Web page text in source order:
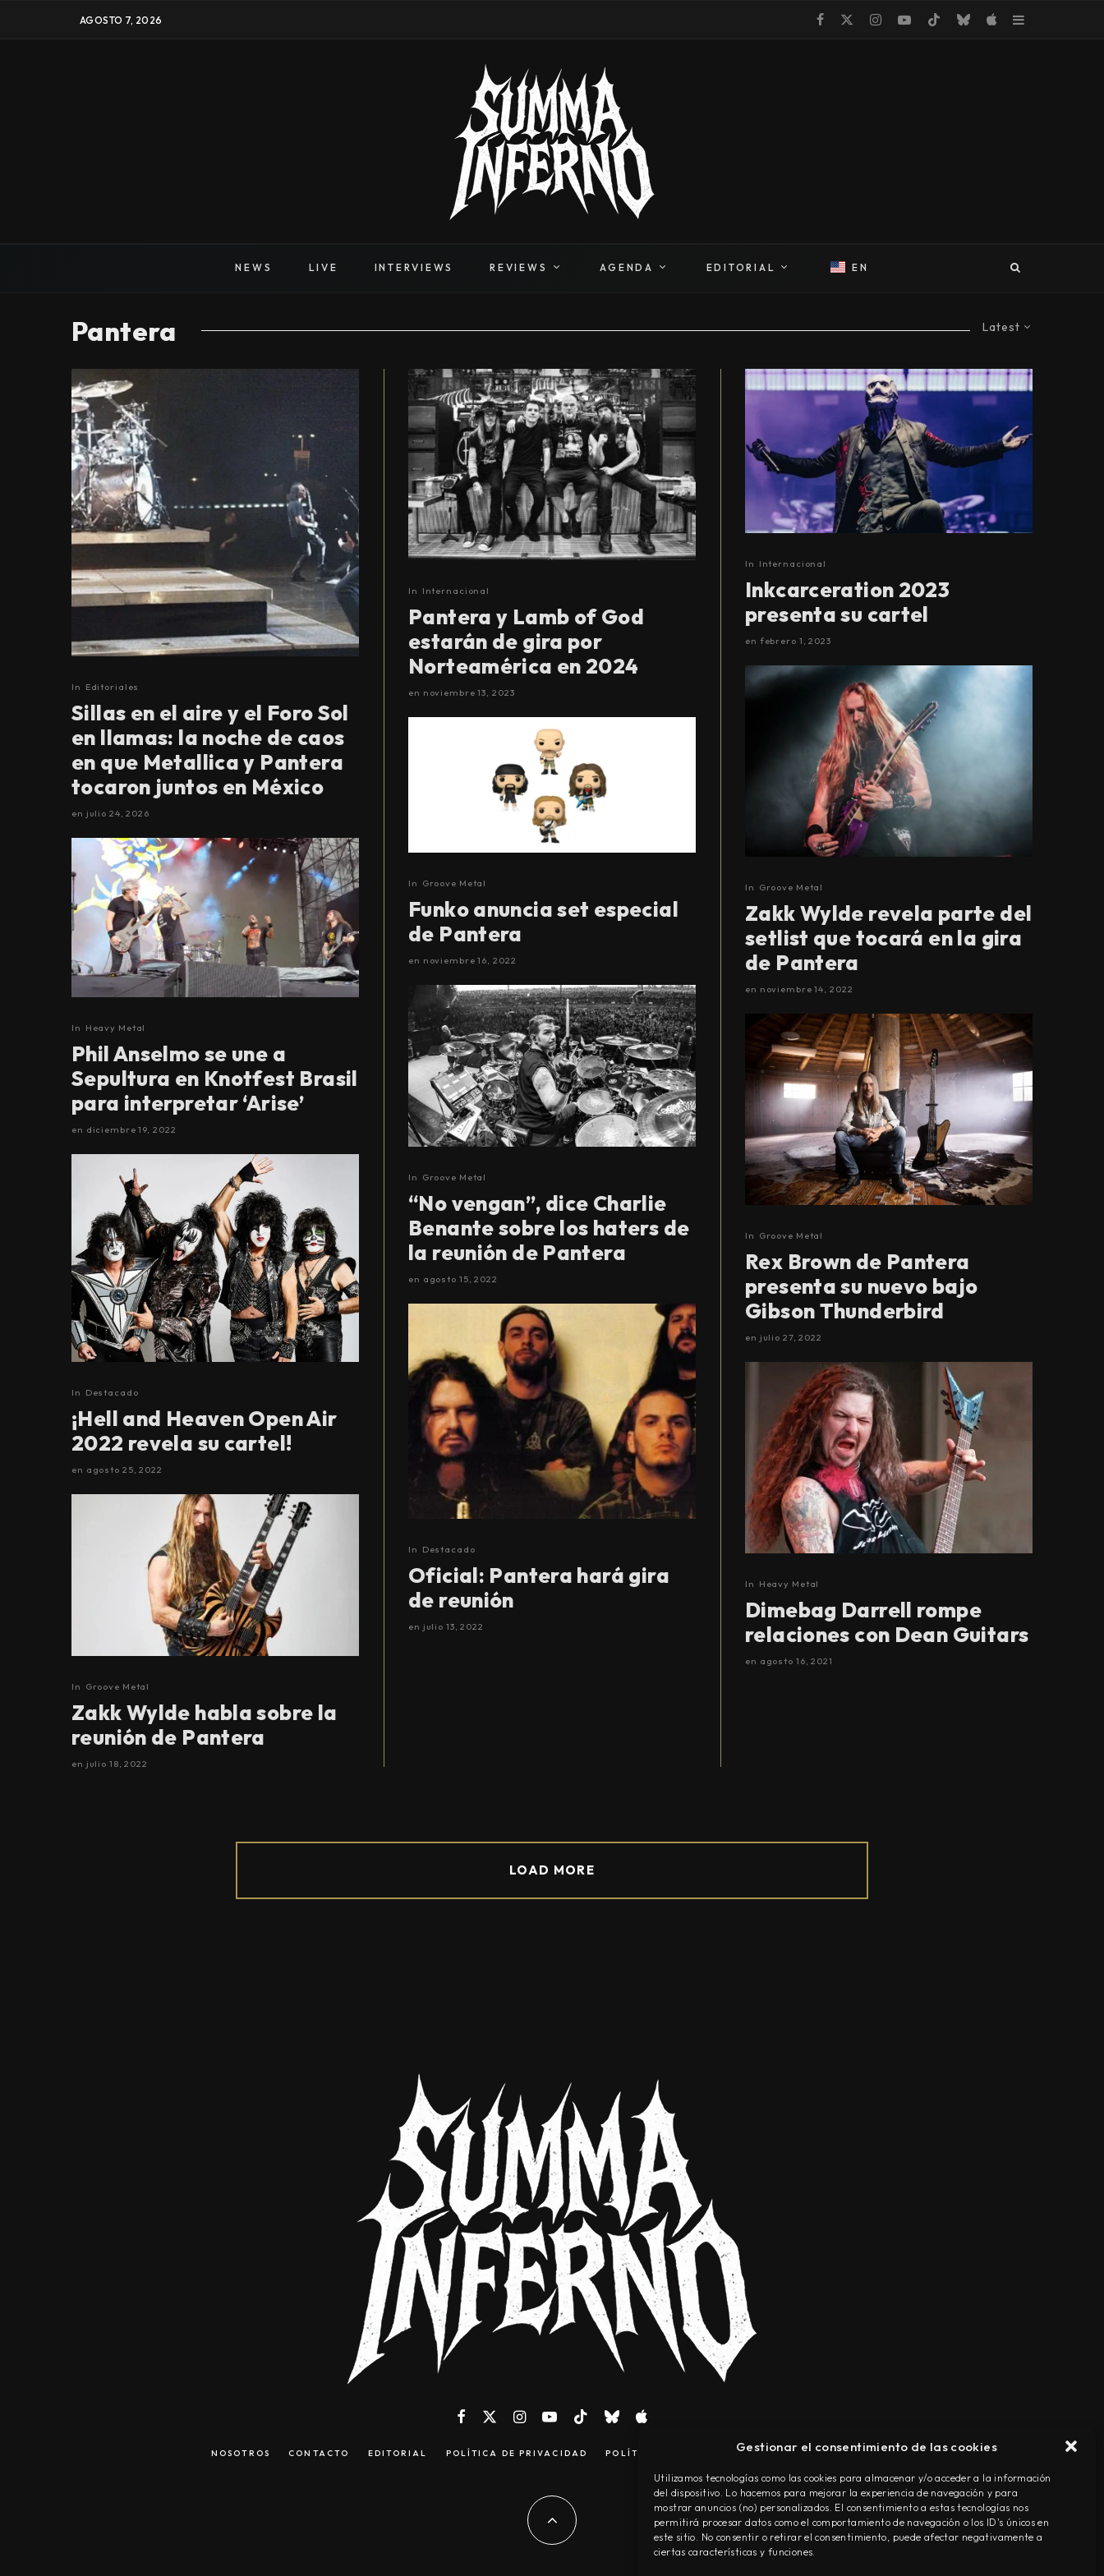
Gestionar el consentimiento de las cookies
Utilizamos tecnologías como las cookies para almacenar y/o acceder a la información
del dispositivo. Lo hacemos para mejorar la experiencia de navegación y para
mostrar anuncios (no) personalizados. El consentimiento a estas tecnologías nos
permitirá procesar datos como el comportamiento de navegación o los ID's únicos en
este sitio. No consentir o retirar el consentimiento, puede afectar negativamente a
ciertas características y funciones.
AGOSTO 7, 2026
NEWS LIVE INTERVIEWS REVIEWS AGENDA EDITORIAL EN
Latest
Pantera
In Editoriales
Sillas en el aire y el Foro Sol
en llamas: la noche de caos
en que Metallica y Pantera
tocaron juntos en México
en julio 24, 2026
In Heavy Metal
Phil Anselmo se une a
Sepultura en Knotfest Brasil
para interpretar ‘Arise’
en diciembre 19, 2022
In Destacado
¡Hell and Heaven Open Air
2022 revela su cartel!
en agosto 25, 2022
In Groove Metal
Zakk Wylde habla sobre la
reunión de Pantera
en julio 18, 2022
In Internacional
Pantera y Lamb of God
estarán de gira por
Norteamérica en 2024
en noviembre 13, 2023
In Groove Metal
Funko anuncia set especial
de Pantera
en noviembre 16, 2022
In Groove Metal
“No vengan”, dice Charlie
Benante sobre los haters de
la reunión de Pantera
en agosto 15, 2022
In Destacado
Oficial: Pantera hará gira
de reunión
en julio 13, 2022
In Internacional
Inkcarceration 2023
presenta su cartel
en febrero 1, 2023
In Groove Metal
Zakk Wylde revela parte del
setlist que tocará en la gira
de Pantera
en noviembre 14, 2022
In Groove Metal
Rex Brown de Pantera
presenta su nuevo bajo
Gibson Thunderbird
en julio 27, 2022
In Heavy Metal
Dimebag Darrell rompe
relaciones con Dean Guitars
en agosto 16, 2021
LOAD MORE
NOSOTROS CONTACTO EDITORIAL POLÍTICA DE PRIVACIDAD POLÍTICA DE COOKIES TÉRMINOS Y CONDICIONES